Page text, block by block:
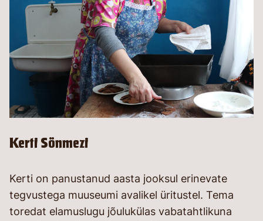
Kerti Sönmezi
Kerti on panustanud aasta jooksul erinevate
tegvustega muuseumi avalikel üritustel. Tema
toredat elamuslugu jõulukülas vabatahtlikuna